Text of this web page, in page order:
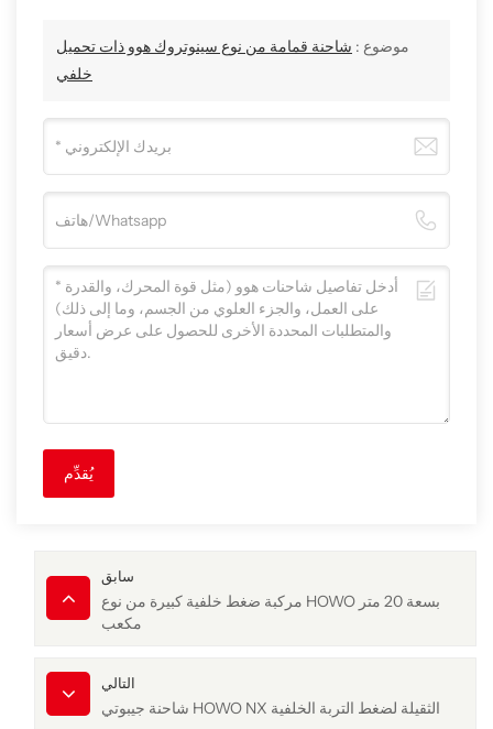
موضوع : شاحنة قمامة من نوع سينوتروك هوو ذات تحميل
خلفي
يُقدِّم
سابق
مركبة ضغط خلفية كبيرة من نوع HOWO بسعة 20 متر
مكعب
التالي
شاحنة جيبوتي HOWO NX الثقيلة لضغط التربة الخلفية